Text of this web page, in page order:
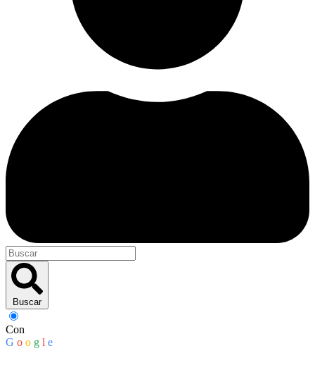
Buscar
Con
G o o g l e